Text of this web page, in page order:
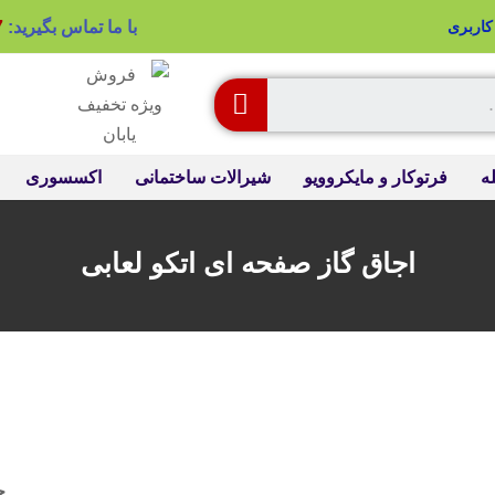
با ما تماس بگیرید:
فرتوکار و مایکروویو شیرالات ساختمانی اکسسوری
اجاق گاز صفحه ای اتکو لعابی